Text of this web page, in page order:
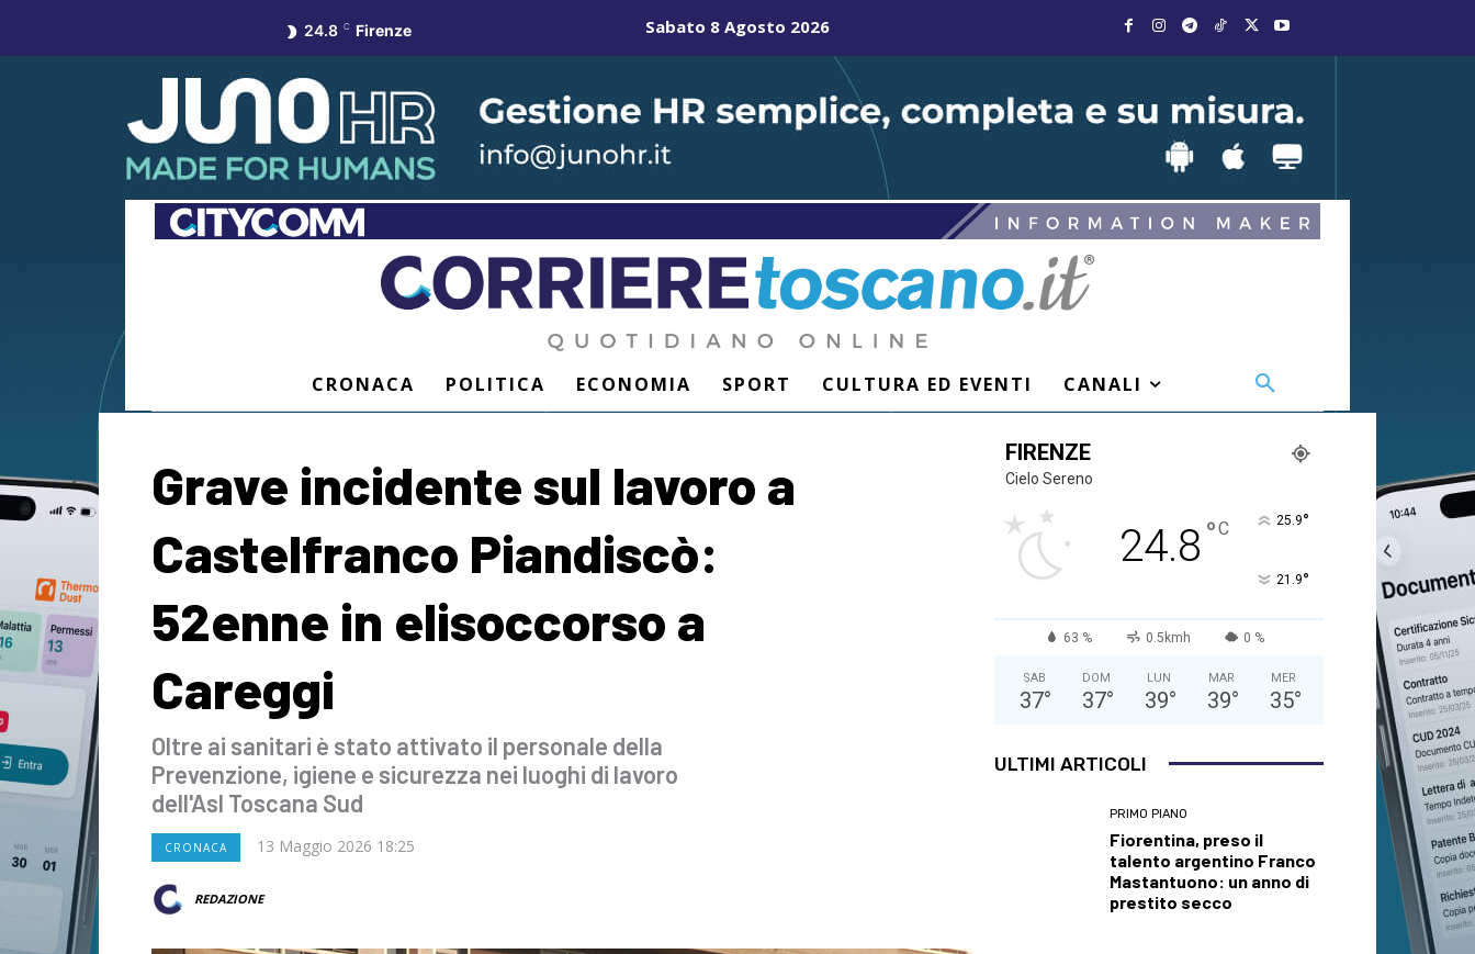
24.8 C Firenze Sabato 8 Agosto 2026
CRONACA POLITICA ECONOMIA SPORT CULTURA ED EVENTI CANALI
Grave incidente sul lavoro a
Castelfranco Piandiscò:
52enne in elisoccorso a
Careggi
Oltre ai sanitari è stato attivato il personale della
Prevenzione, igiene e sicurezza nei luoghi di lavoro
dell'Asl Toscana Sud
CRONACA 13 Maggio 2026 18:25
REDAZIONE
FIRENZE
Cielo Sereno
24.8 °C 25.9°
21.9°
63 % 0.5kmh 0 %
SAB
37°
DOM
37°
LUN
39°
MAR
39°
MER
35°
ULTIMI ARTICOLI
PRIMO PIANO
Fiorentina, preso il
talento argentino Franco
Mastantuono: un anno di
prestito secco